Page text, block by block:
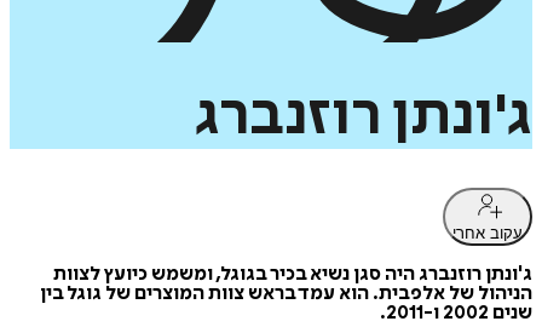
ג'ונתן רוזנברג
עקוב אחרי
ג'ונתן רוזנברג היה סגן נשיא בכיר בגוגל, ומשמש כיועץ לצוות
הניהול של אלפבית. הוא עמד בראש צוות המוצרים של גוגל בין
שנים 2002 ו-2011.